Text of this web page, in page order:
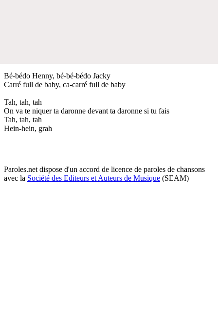
Bé-bédo Henny, bé-bé-bédo Jacky
Carré full de baby, ca-carré full de baby
Tah, tah, tah
On va te niquer ta daronne devant ta daronne si tu fais
Tah, tah, tah
Hein-hein, grah
Paroles.net dispose d'un accord de licence de paroles de chansons
avec la Société des Editeurs et Auteurs de Musique (SEAM)